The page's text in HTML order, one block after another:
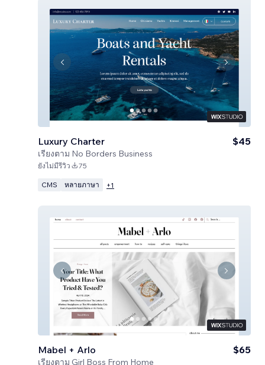
Luxury Charter
เรียงตาม No Borders Business
$45
ยังไม่มีรีวิว 75
CMS หลายภาษา +1
Mabel + Arlo
เรียงตาม Girl Boss From Home
$65